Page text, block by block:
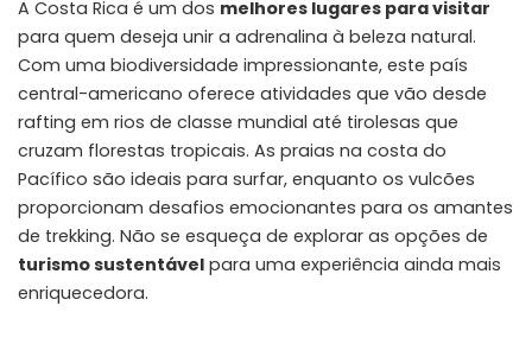
A Costa Rica é um dos melhores lugares para visitar
para quem deseja unir a adrenalina à beleza natural.
Com uma biodiversidade impressionante, este país
central-americano oferece atividades que vão desde
rafting em rios de classe mundial até tirolesas que
cruzam florestas tropicais. As praias na costa do
Pacífico são ideais para surfar, enquanto os vulcões
proporcionam desafios emocionantes para os amantes
de trekking. Não se esqueça de explorar as opções de
turismo sustentável para uma experiência ainda mais
enriquecedora.